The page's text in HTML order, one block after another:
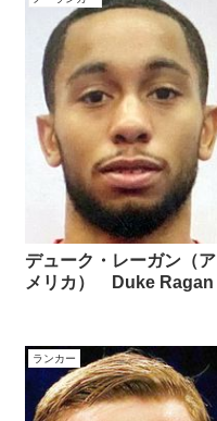
デューク・レーガン（ア
メリカ） Duke Ragan
ランカー